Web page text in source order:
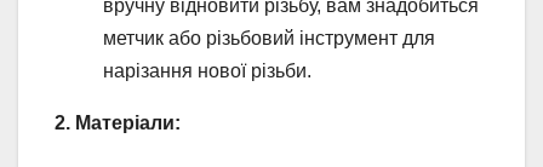
вручну відновити різьбу, вам знадобиться
метчик або різьбовий інструмент для
нарізання нової різьби.
2. Матеріали: